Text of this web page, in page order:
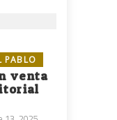
PABLO
venta